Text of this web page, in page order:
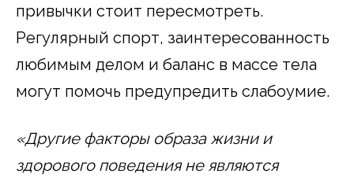
привычки стоит пересмотреть.
Регулярный спорт, заинтересованность
любимым делом и баланс в массе тела
могут помочь предупредить слабоумие.
«Другие факторы образа жизни и
здорового поведения не являются